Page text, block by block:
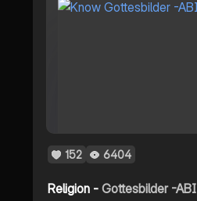
152 6404
Religion -Gottesbilder -ABI